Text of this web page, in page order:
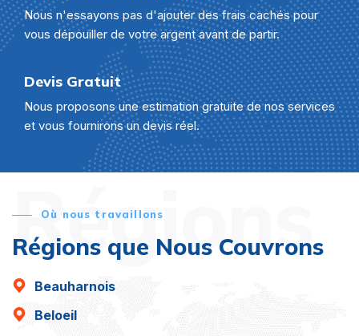
Nous n'essayons pas d'ajouter des frais cachés pour
vous dépouiller de votre argent avant de partir.
Devis Gratuit
Nous proposons une estimation gratuite de nos services
et vous fournirons un devis réel.
Régions
Où nous travaillons
Régions que Nous Couvrons
Beauharnois
Beloeil